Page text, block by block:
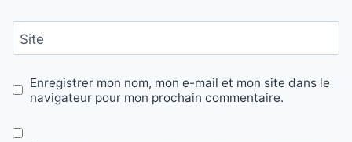
Site
Enregistrer mon nom, mon e-mail et mon site dans le
navigateur pour mon prochain commentaire.